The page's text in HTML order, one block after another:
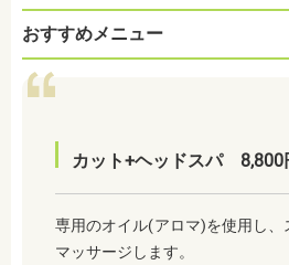
おすすめメニュー
カット+ヘッドスパ 8,800
専用のオイル(アロマ)を使用し、
マッサージします。